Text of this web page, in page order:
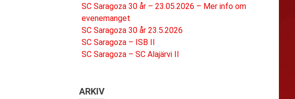
SC Saragoza 30 år – 23.05.2026 – Mer info om
evenemanget
SC Saragoza 30 år 23.5.2026
SC Saragoza – ISB II
SC Saragoza – SC Alajärvi II
ARKIV